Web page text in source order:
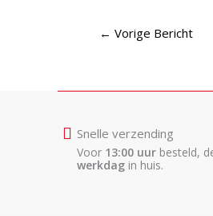
← Vorige Bericht
Snelle verzending
Voor 13:00 uur besteld,
werkdag in huis.